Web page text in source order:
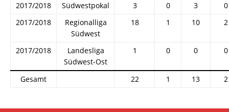
2017/2018
Südwestpokal 3 0 3
0
2017/2018
Regionalliga
Südwest
18 1 10 2
2017/2018
Landesliga
Südwest-Ost
1 0 0 0
Gesamt 22 1 13 2